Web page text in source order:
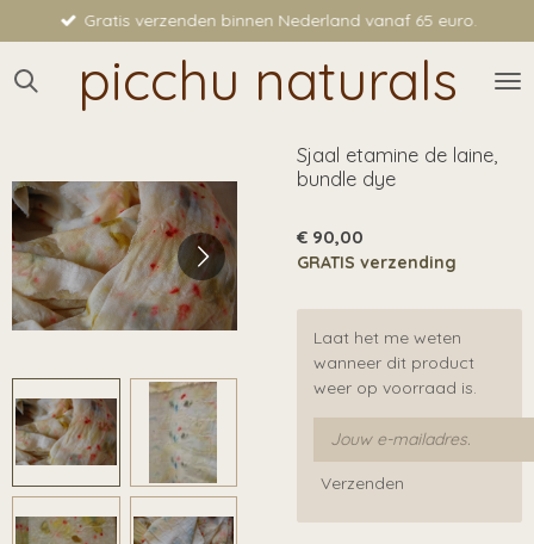
direct
naar
picchu naturals
Gratis verzenden binnen Nederland vanaf 65 euro.
Sjaal etamine de laine,
bundle dye
€ 90,00
GRATIS verzending
Laat het me weten
wanneer dit product
weer op voorraad is.
Verzenden